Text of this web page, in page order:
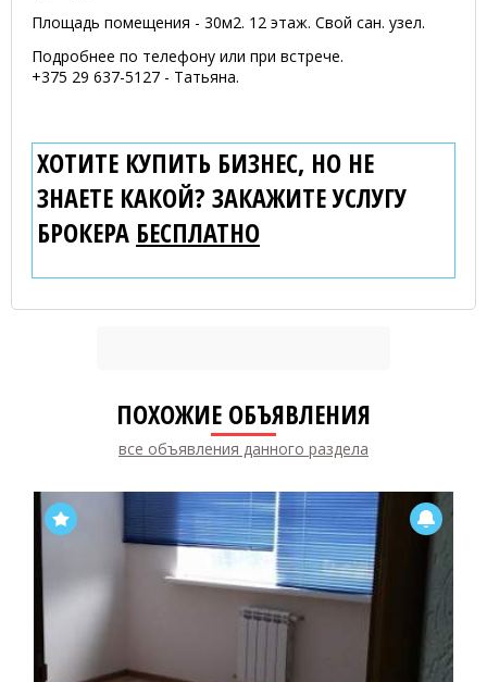
Площадь помещения - 30м2. 12 этаж. Свой сан. узел.
Подробнее по телефону или при встрече.
+375 29 637-5127 - Татьяна.
ХОТИТЕ КУПИТЬ БИЗНЕС, НО НЕ
ЗНАЕТЕ КАКОЙ? ЗАКАЖИТЕ УСЛУГУ
БРОКЕРА БЕСПЛАТНО
ПОХОЖИЕ ОБЪЯВЛЕНИЯ
все объявления данного раздела